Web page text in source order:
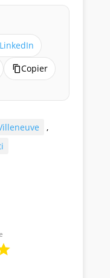
LinkedIn
Copier
,